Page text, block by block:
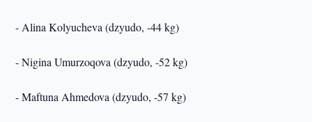
- Alina Kolyucheva (dzyudo, -44 kg)
- Nigina Umurzoqova (dzyudo, -52 kg)
- Maftuna Ahmedova (dzyudo, -57 kg)